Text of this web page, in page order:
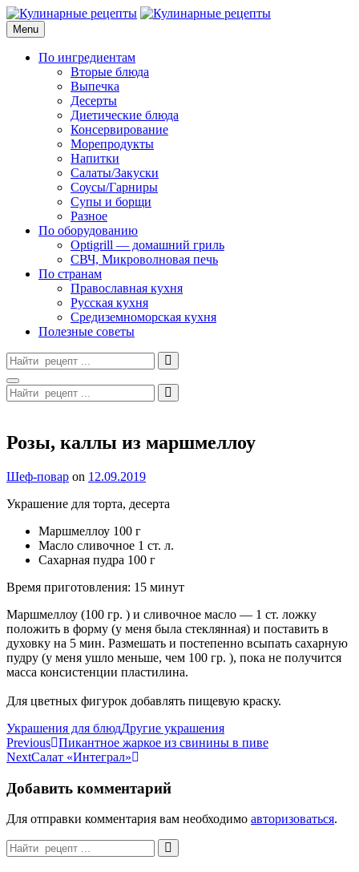
Skip
to
content
Кулинарные рецепты
для домашнего приготовления
Menu
По ингредиентам
Вторые блюда
Выпечка
Десерты
Диетические блюда
Консервирование
Морепродукты
Напитки
Салаты/Закуски
Соусы/Гарниры
Супы и борщи
Разное
По оборудованию
Optigrill — домашний гриль
СВЧ, Микроволновая печь
По странам
Православная кухня
Русская кухня
Средиземноморская кухня
Полезные советы
Search
for:
Search
Search
for:
Розы, каллы из маршмеллоу
By
Шеф-повар on 12.09.2019
Украшение для торта, десерта
Маршмеллоу 100 г
Масло сливочное 1 ст. л.
Сахарная пудра 100 г
Время приготовления: 15 минут
Маршмеллоу (100 гр. ) и сливочное масло — 1 ст. ложку
положить в форму (у меня была стеклянная) и поставить в
духовку на 5 мин. Размешать и постепенно всыпать сахарную
пудру (у меня ушло меньше, чем 100 гр. ), пока не получится
масса консистенции пластилина.
Для цветных фигурок добавлять пищевую краску.
Categories
Украшения для блюдTags
Другие украшения
Навигация
по
записям
Previous Пикантное жаркое из свинины в пиве
NextСалат «Интеграл»
Добавить комментарий
Для отправки комментария вам необходимо авторизоваться.
Search
for: